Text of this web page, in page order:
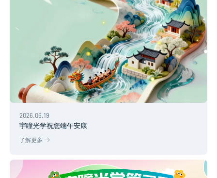
2026.06.19
宇瞳光学祝您端午安康
了解更多